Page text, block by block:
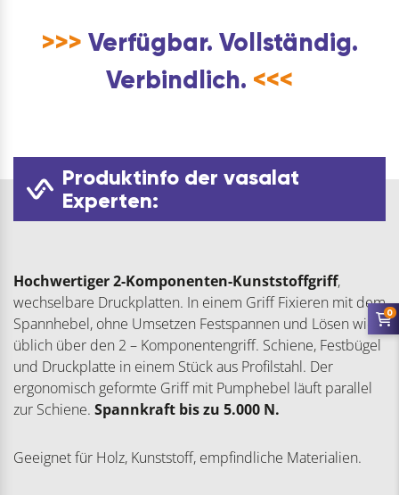
>>> Verfügbar. Vollständig.
Verbindlich. <<<
Produktinfo der vasalat
Experten:
Hochwertiger 2-Komponenten-Kunststoffgriff,
wechselbare Druckplatten. In einem Griff Fixieren mit dem
Spannhebel, ohne Umsetzen Festspannen und Lösen wie
üblich über den 2 – Komponentengriff. Schiene, Festbügel
und Druckplatte in einem Stück aus Profilstahl. Der
ergonomisch geformte Griff mit Pumphebel läuft parallel
zur Schiene. Spannkraft bis zu 5.000 N.
Geeignet für Holz, Kunststoff, empfindliche Materialien.
0